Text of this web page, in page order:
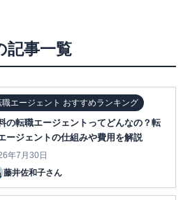
記事一覧
職エージェント おすすめランキング
の転職エージェントってどんなの？転
ージェントの仕組みや費用を解説
年7月30日
藤井佐和子さん